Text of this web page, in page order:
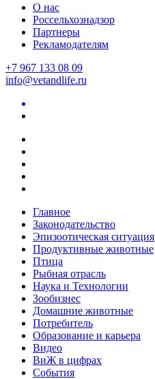
О нас
Россельхознадзор
Партнеры
Рекламодателям
+7 967 133 08 09
info@vetandlife.ru
Главное
Законодательство
Эпизоотическая ситуация
Продуктивные животные
Птица
Рыбная отрасль
Наука и Технологии
Зообизнес
Домашние животные
Потребитель
Образование и карьера
Видео
ВиЖ в цифрах
События